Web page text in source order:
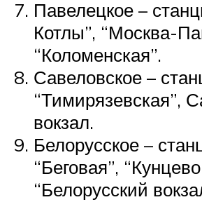
Павелецкое –
Котлы”, “Москва-
“Коломенская”.
Савеловское –
“Тимирязевская”,
вокзал.
Белорусское –
“Беговая”,
“Белорусский